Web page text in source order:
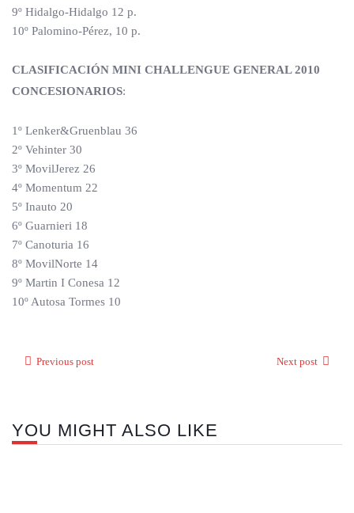
9º Hidalgo-Hidalgo 12 p.
10º Palomino-Pérez, 10 p.
CLASIFICACIÓN MINI CHALLENGUE GENERAL 2010
CONCESIONARIOS:
1º Lenker&Gruenblau 36
2º Vehinter 30
3º MovilJerez 26
4º Momentum 22
5º Inauto 20
6º Guarnieri 18
7º Canoturia 16
8º MovilNorte 14
9º Martin I Conesa 12
10º Autosa Tormes 10
Previous post Next post
YOU MIGHT ALSO LIKE